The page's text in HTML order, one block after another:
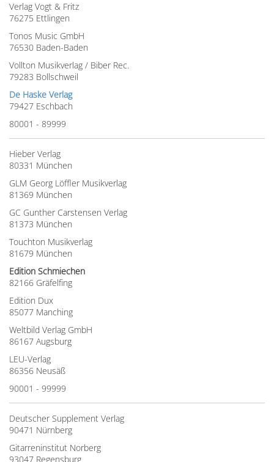
Verlag Vogt & Fritz
76275 Ettlingen
Tonos Music GmbH
76530 Baden-Baden
Vollton Musikverlag / Biber Rec.
79283 Bollschweil
De Haske Verlag
79427 Eschbach
80001 - 89999
Hieber Verlag
80331 München
GLM Georg Löffler Musikverlag
81369 München
GC Gunther Carstensen Verlag
81373 München
Touchton Musikverlag
81679 München
Edition Schmiechen
82166 Gräfelfing
Edition Dux
85077 Manching
Weltbild Verlag GmbH
86167 Augsburg
LEU-Verlag
86356 Neusäß
90001 - 99999
Deutscher Supplement Verlag
90471 Nürnberg
Gitarreninstitut Norberg
93047 Regensburg